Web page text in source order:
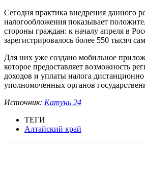
Сегодня практика внедрения данного
налогообложения показывает
стороны граждан: к началу апреля в
зарегистрировалось более 550 тысяч
Для них уже создано мобильное
которое предоставляет возможность
доходов и уплаты налога
уполномоченных органов
Источник: Катунь 24
ТЕГИ
Алтайский край